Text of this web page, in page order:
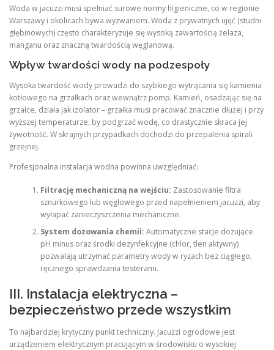
Woda w jacuzzi musi spełniać surowe normy higieniczne, co w regionie
Warszawy i okolicach bywa wyzwaniem. Woda z prywatnych ujęć (studni
głębinowych) często charakteryzuje się wysoką zawartością żelaza,
manganu oraz znaczną twardością węglanową.
Wpływ twardości wody na podzespoły
Wysoka twardość wody prowadzi do szybkiego wytrącania się kamienia
kotłowego na grzałkach oraz wewnątrz pomp. Kamień, osadzając się na
grzałce, działa jak izolator – grzałka musi pracować znacznie dłużej i przy
wyższej temperaturze, by podgrzać wodę, co drastycznie skraca jej
żywotność. W skrajnych przypadkach dochodzi do przepalenia spirali
grzejnej.
Profesjonalna instalacja wodna powinna uwzględniać:
Filtrację mechaniczną na wejściu: Zastosowanie filtra
sznurkowego lub węglowego przed napełnieniem jacuzzi, aby
wyłapać zanieczyszczenia mechaniczne.
System dozowania chemii: Automatyczne stacje dozujące
pH minus oraz środki dezynfekcyjne (chlor, tlen aktywny)
pozwalają utrzymać parametry wody w ryzach bez ciągłego,
ręcznego sprawdzania testerami.
III. Instalacja elektryczna –
bezpieczeństwo przede wszystkim
To najbardziej krytyczny punkt techniczny. Jacuzzi ogrodowe jest
urządzeniem elektrycznym pracującym w środowisku o wysokiej